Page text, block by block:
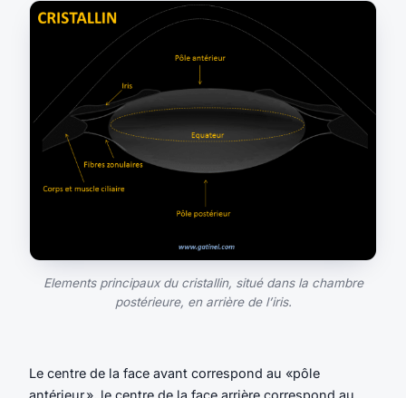
Elements principaux du cristallin, situé dans la chambre
postérieure, en arrière de l’iris.
Le centre de la face avant correspond au «pôle